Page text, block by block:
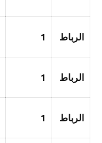
الرباط 1
الرباط 1
الرباط 1